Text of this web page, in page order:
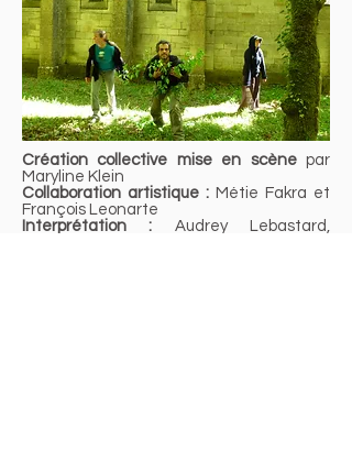
Création collective mise en scènepar
Maryline Klein
Collaboration artistique : Métie Fakra et
François Leonarte
Interprétation : Audrey Lebastard,